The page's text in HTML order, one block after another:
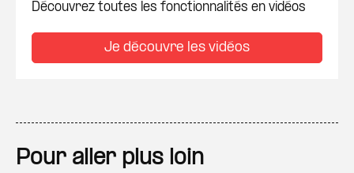
Découvrez toutes les fonctionnalités en vidéos
Je découvre les vidéos
Pour aller plus loin